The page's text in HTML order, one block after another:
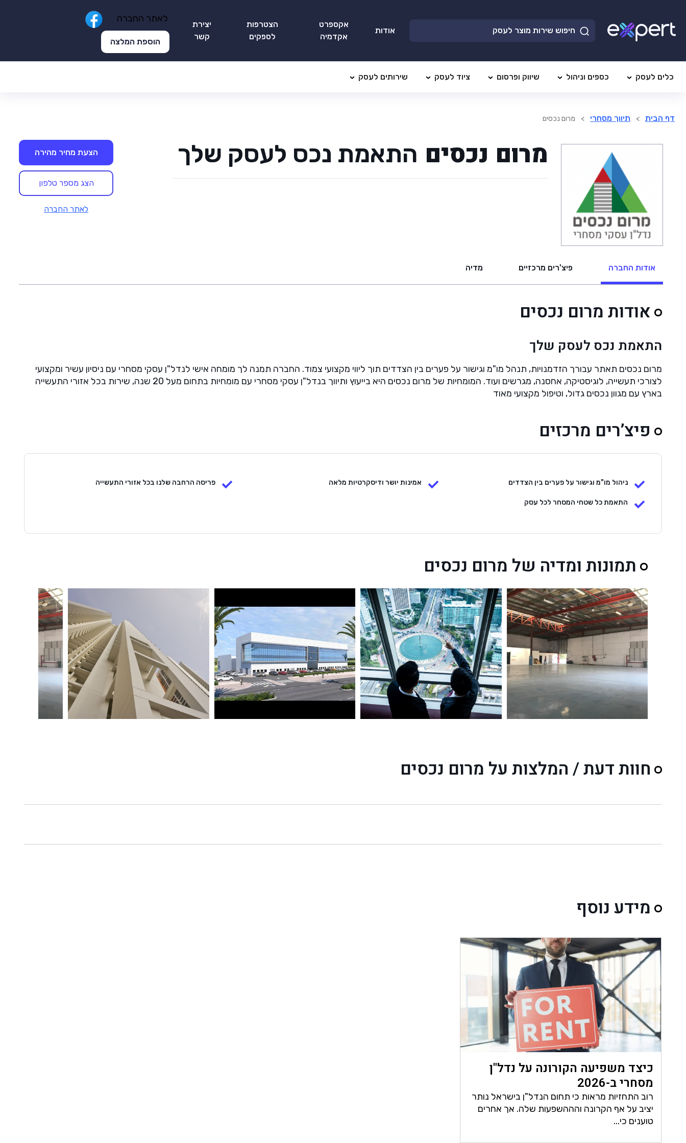
אודות
אקספרט
אקדמיה
הצטרפות
לספקים
יצירת
קשר
לאתר החברה
הוספת המלצה
כלים לעסק כספים וניהול שיווק ופרסום ציוד לעסק שירותים לעסק
דף הבית > תיווך מסחרי > מרום נכסים
מרום נכסים התאמת נכס לעסק שלך הצעת מחיר מהירה
הצג מספר טלפון
לאתר החברה
אודות החברה פיצ'רים מרכזיים מדיה
אודות מרום נכסים
התאמת נכס לעסק שלך
מרום נכסים תאתר עבורך הזדמנויות, תנהל מו"מ וגישור על פערים בין הצדדים תוך ליווי מקצועי צמוד. החברה תמנה לך מומחה אישי לנדל"ן עסקי מסחרי עם ניסיון עשיר ומקצועי
לצורכי תעשייה, לוגיסטיקה, אחסנה, מגרשים ועוד. המומחיות של מרום נכסים היא בייעוץ ותיווך בנדל"ן עסקי מסחרי עם מומחיות בתחום מעל 20 שנה, שירות בכל אזורי התעשייה
בארץ עם מגוון נכסים גדול, וטיפול מקצועי מאוד
פיצ’רים מרכזים
ניהול מו"מ וגישור על פערים בין הצדדים אמינות יושר ודיסקרטיות מלאה פריסה הרחבה שלנו בכל אזורי התעשייה
התאמת כל שטחי המסחר לכל עסק
תמונות ומדיה של מרום נכסים
חוות דעת / המלצות על מרום נכסים
מידע נוסף
כיצד משפיעה הקורונה על נדל"ן
מסחרי ב-2026
רוב התחזיות מראות כי תחום הנדל"ן בישראל נותר
יציב על אף הקרונה והההשפעות שלה. אך אחרים
טוענים כי...